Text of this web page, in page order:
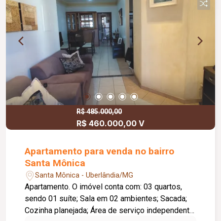
R$ 485.000,00
R$ 460.000,00 V
Apartamento para venda no bairro
Santa Mônica
Santa Mônica - Uberlândia/MG
Apartamento. O imóvel conta com: 03 quartos,
sendo 01 suíte; Sala em 02 ambientes; Sacada;
Cozinha planejada; Área de serviço independente;